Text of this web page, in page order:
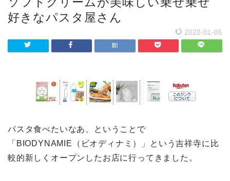
好きなパスタ屋さん
2020-01-05
パスタ食べたいなあ、ということで
「BIODYNAMIE（ビオディナミ）」という吉祥寺に比
較的新しくオープンしたお店に行ってきました。